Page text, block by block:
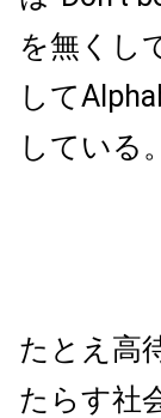
を無くし
して
している。
たとえ高
たらす社